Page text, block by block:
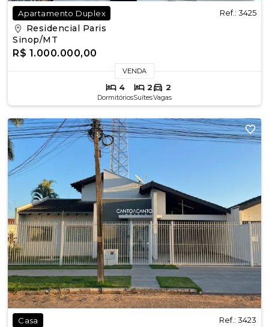
Apartamento Duplex Ref.: 3425
Residencial Paris
Sinop/MT
R$ 1.000.000,00
VENDA
4
Dormitórios
2
Suítes
2
Vagas
Casa Ref.: 3423